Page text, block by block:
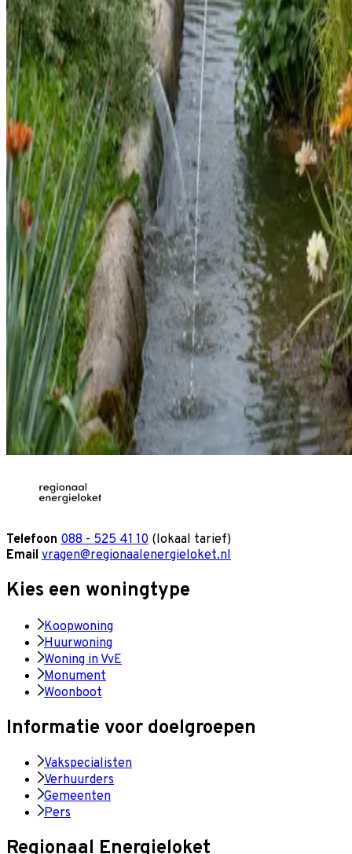
Telefoon 088 - 525 41 10 (lokaal tarief)
Email vragen@regionaalenergieloket.nl
Kies een woningtype
Koopwoning
Huurwoning
Woning in VvE
Monument
Woonboot
Informatie voor doelgroepen
Vakspecialisten
Verhuurders
Gemeenten
Pers
Regionaal Energieloket